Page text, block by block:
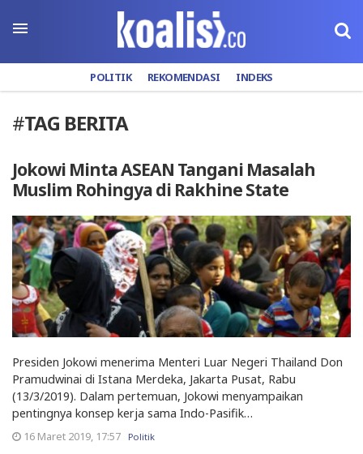
POLITIK REKOMENDASI INDEKS
#TAG BERITA
Jokowi Minta ASEAN Tangani Masalah
Muslim Rohingya di Rakhine State
Presiden Jokowi menerima Menteri Luar Negeri Thailand Don
Pramudwinai di Istana Merdeka, Jakarta Pusat, Rabu
(13/3/2019). Dalam pertemuan, Jokowi menyampaikan
pentingnya konsep kerja sama Indo-Pasifik…
16 Maret 2019, 17:57 Politik